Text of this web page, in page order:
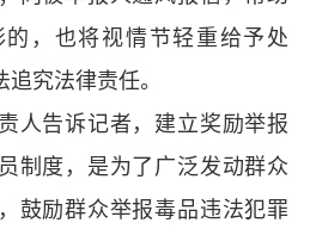
，也将视情节轻重给予处
究法律责任。
告诉记者，建立奖励举报
制度，是为了广泛发动群众
鼓励群众举报毒品违法犯罪